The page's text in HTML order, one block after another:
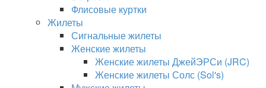
Флисовые куртки
Жилеты
Сигнальные жилеты
Женские жилеты
Женские жилеты ДжейЭРСи (JRC)
Женские жилеты Солс (Sol's)